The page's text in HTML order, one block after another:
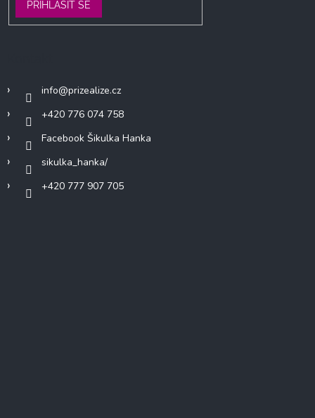
PŘIHLÁSIT SE
info@prizealize.cz
+420 776 074 758
Facebook Šikulka Hanka
sikulka_hanka/
+420 777 907 705